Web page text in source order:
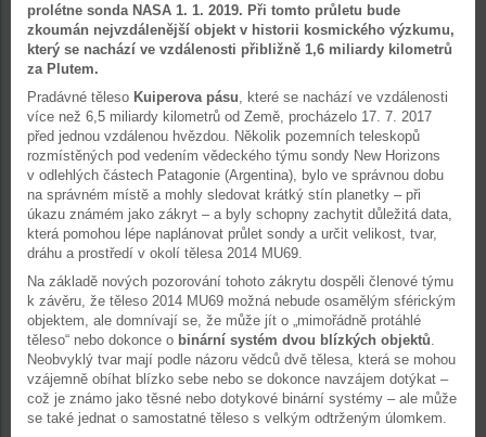
prolétne sonda NASA 1. 1. 2019. Při tomto průletu bude
zkoumán nejvzdálenější objekt v historii kosmického výzkumu,
který se nachází ve vzdálenosti přibližně 1,6 miliardy kilometrů
za Plutem.
Pradávné těleso Kuiperova pásu, které se nachází ve vzdálenosti
více než 6,5 miliardy kilometrů od Země, procházelo 17. 7. 2017
před jednou vzdálenou hvězdou. Několik pozemních teleskopů
rozmístěných pod vedením vědeckého týmu sondy New Horizons
v odlehlých částech Patagonie (Argentina), bylo ve správnou dobu
na správném místě a mohly sledovat krátký stín planetky – při
úkazu známém jako zákryt – a byly schopny zachytit důležitá data,
která pomohou lépe naplánovat průlet sondy a určit velikost, tvar,
dráhu a prostředí v okolí tělesa 2014 MU69.
Na základě nových pozorování tohoto zákrytu dospěli členové týmu
k závěru, že těleso 2014 MU69 možná nebude osamělým sférickým
objektem, ale domnívají se, že může jít o „mimořádně protáhlé
těleso“ nebo dokonce o binární systém dvou blízkých objektů.
Neobvyklý tvar mají podle názoru vědců dvě tělesa, která se mohou
vzájemně obíhat blízko sebe nebo se dokonce navzájem dotýkat –
což je známo jako těsné nebo dotykové binární systémy – ale může
se také jednat o samostatné těleso s velkým odtrženým úlomkem.